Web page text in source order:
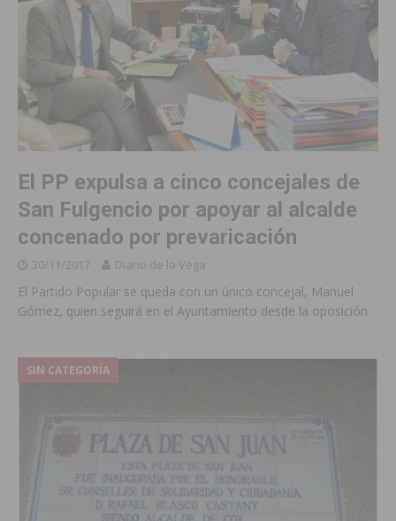
El PP expulsa a cinco concejales de
San Fulgencio por apoyar al alcalde
concenado por prevaricación
30/11/2017 Diario de la Vega
El Partido Popular se queda con un único concejal, Manuel
Gómez, quien seguirá en el Ayuntamiento desde la oposición
SIN CATEGORÍA